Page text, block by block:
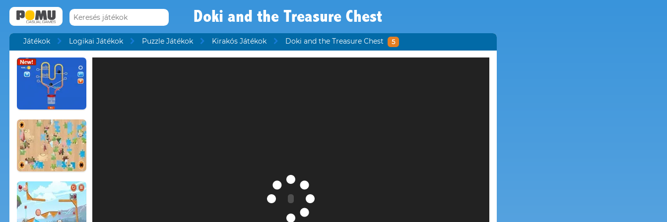
Doki and the Treasure Chest
Játékok Logikai Játékok Puzzle Játékok Kirakós Játékok Doki and the Treasure Chest 5